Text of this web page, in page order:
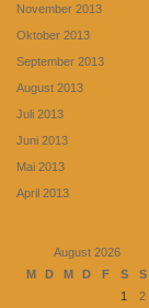
November 2013
Oktober 2013
September 2013
August 2013
Juli 2013
Juni 2013
Mai 2013
April 2013
August 2026
M
D M D F S
S
1
2